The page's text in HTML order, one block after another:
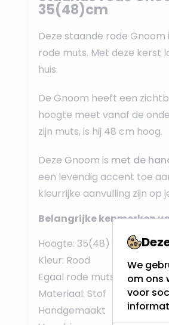
35(48)cm
Deze staande rode
rode muts. Met deze kerst
huis.
De Gnoom heeft een
hoogte meet vanaf de
zijn muts, is hij 48 cm hoog.
Deze Gnoom is met de
een levendig accent toe
kleurrijke aanvulling zijn op
Belangrijke kenmerken
Hoogte: 35(48) cm
Kleur: Rood
Egaal rode muts
Materiaal: Stof
Handgemaakt
We
om ons
voor